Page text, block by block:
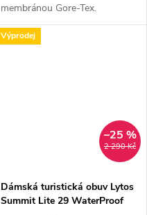
membránou Gore-Tex.
Výprodej
2 290 Kč
–25 %
Dámská turistická obuv Lytos
Summit Lite 29 WaterProof